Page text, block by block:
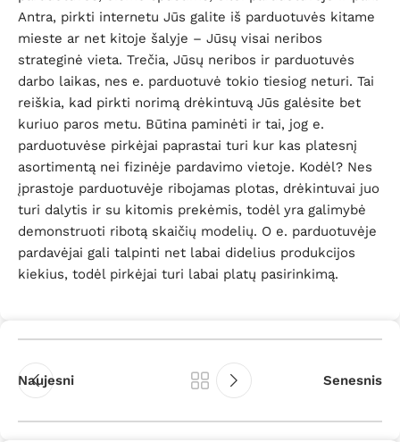
Antra, pirkti internetu Jūs galite iš parduotuvės kitame
mieste ar net kitoje šalyje – Jūsų visai neribos
strateginė vieta. Trečia, Jūsų neribos ir parduotuvės
darbo laikas, nes e. parduotuvė tokio tiesiog neturi. Tai
reiškia, kad pirkti norimą drėkintuvą Jūs galėsite bet
kuriuo paros metu. Būtina paminėti ir tai, jog e.
parduotuvėse pirkėjai paprastai turi kur kas platesnį
asortimentą nei fizinėje pardavimo vietoje. Kodėl? Nes
įprastoje parduotuvėje ribojamas plotas, drėkintuvai juo
turi dalytis ir su kitomis prekėmis, todėl yra galimybė
demonstruoti ribotą skaičių modelių. O e. parduotuvėje
pardavėjai gali talpinti net labai didelius produkcijos
kiekius, todėl pirkėjai turi labai platų pasirinkimą.
Naujesni Senesnis